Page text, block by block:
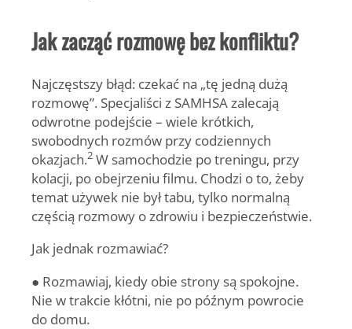
Jak zacząć rozmowę bez konfliktu?
Najczęstszy błąd: czekać na „tę jedną dużą
rozmowę”. Specjaliści z SAMHSA zalecają
odwrotne podejście – wiele krótkich,
swobodnych rozmów przy codziennych
okazjach.2 W samochodzie po treningu, przy
kolacji, po obejrzeniu filmu. Chodzi o to, żeby
temat używek nie był tabu, tylko normalną
częścią rozmowy o zdrowiu i bezpieczeństwie.
Jak jednak rozmawiać?
● Rozmawiaj, kiedy obie strony są spokojne.
Nie w trakcie kłótni, nie po późnym powrocie
do domu.